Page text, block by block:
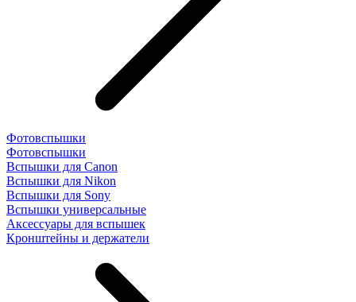
Фотовспышки
Фотовспышки
Вспышки для Canon
Вспышки для Nikon
Вспышки для Sony
Вспышки универсальные
Аксесcуары для вспышек
Кронштейны и держатели